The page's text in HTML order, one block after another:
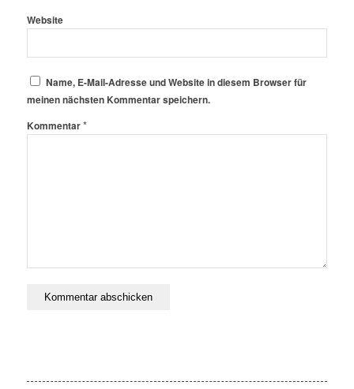
Website
Name, E-Mail-Adresse und Website in diesem Browser für
meinen nächsten Kommentar speichern.
Kommentar*